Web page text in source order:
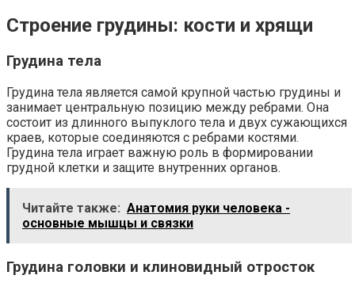
Строение грудины: кости и хрящи
Грудина тела
Грудина тела является самой крупной частью грудины и
занимает центральную позицию между ребрами. Она
состоит из длинного выпуклого тела и двух сужающихся
краев, которые соединяются с ребрами костями.
Грудина тела играет важную роль в формировании
грудной клетки и защите внутренних органов.
Читайте также: Анатомия руки человека -
основные мышцы и связки
Грудина головки и клиновидный отросток